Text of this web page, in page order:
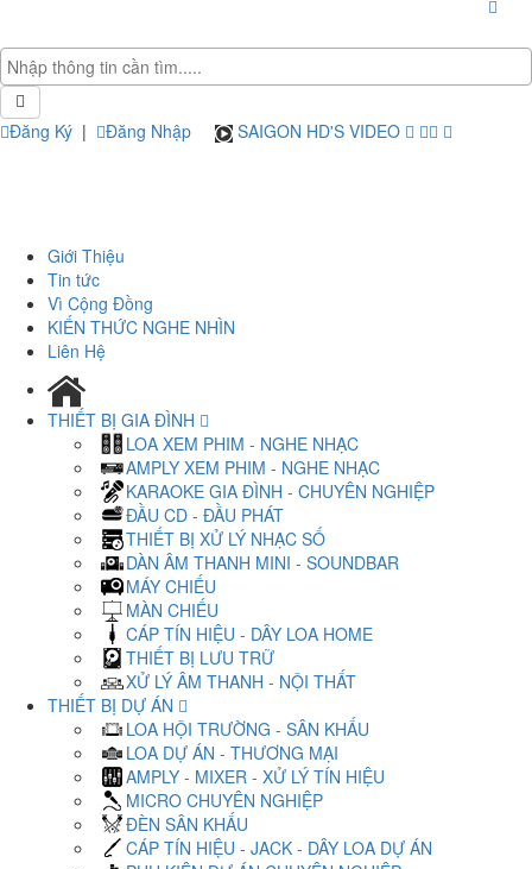
Đăng Ký | Đăng Nhập SAIGON HD'S VIDEO
Giới Thiệu
Tin tức
Vì Cộng Đồng
KIẾN THỨC NGHE NHÌN
Liên Hệ
THIẾT BỊ GIA ĐÌNH
LOA XEM PHIM - NGHE NHẠC
AMPLY XEM PHIM - NGHE NHẠC
KARAOKE GIA ĐÌNH - CHUYÊN NGHIỆP
ĐẦU CD - ĐẦU PHÁT
THIẾT BỊ XỬ LÝ NHẠC SỐ
DÀN ÂM THANH MINI - SOUNDBAR
MÁY CHIẾU
MÀN CHIẾU
CÁP TÍN HIỆU - DÂY LOA HOME
THIẾT BỊ LƯU TRỮ
XỬ LÝ ÂM THANH - NỘI THẤT
THIẾT BỊ DỰ ÁN
LOA HỘI TRƯỜNG - SÂN KHẤU
LOA DỰ ÁN - THƯƠNG MẠI
AMPLY - MIXER - XỬ LÝ TÍN HIỆU
MICRO CHUYÊN NGHIỆP
ĐÈN SÂN KHẤU
CÁP TÍN HIỆU - JACK - DÂY LOA DỰ ÁN